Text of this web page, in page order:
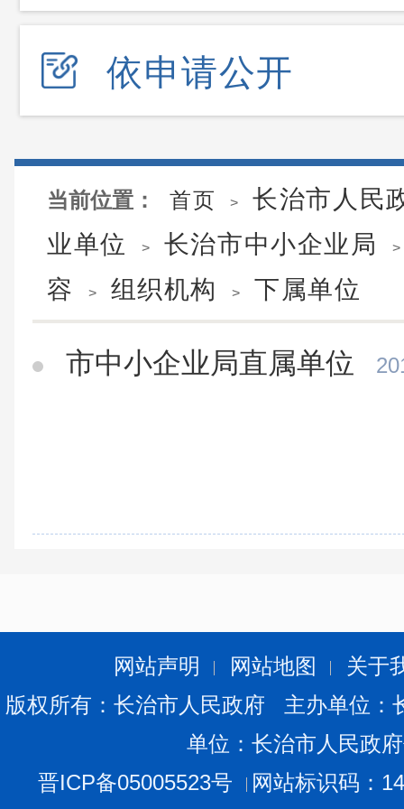
依申请公开
当前位置： 首页 >
长治市人民
业单位
> 长治市中小企业局 >
容 > 组织机构 > 下属单位
市中小企业局直属单位
网站声明 网站地图
关于
版权所有：长治市人民政府 主办单位
单位：长治市人民政
晋ICP备05005523号
网站标识码：